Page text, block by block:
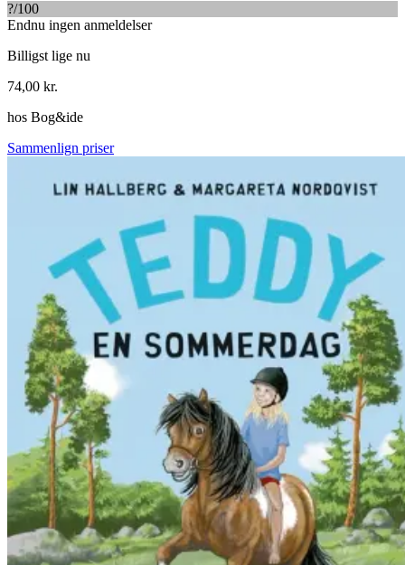
?/100
Endnu ingen anmeldelser
Billigst lige nu
74,00 kr.
hos Bog&ide
Sammenlign priser